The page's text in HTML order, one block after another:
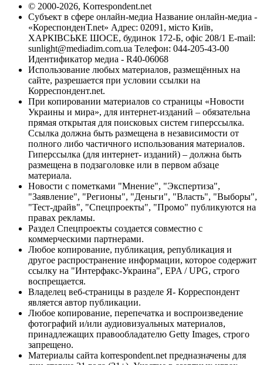
© 2000-2026, Korrespondent.net
Субъект в сфере онлайн-медиа Название онлайн-медиа -
«КореспонденТ.net» Адрес: 02091, місто Київ,
ХАРКІВСЬКЕ ШОСЕ, будинок 172-Б, офіс 208/1 E-mail:
sunlight@mediadim.com.ua Телефон: 044-205-43-00
Идентификатор медиа - R40-06068
Использование любых материалов, размещённых на
сайте, разрешается при условии ссылки на
Корреспондент.net.
При копировании материалов со страницы «Новости
Украины и мира», для интернет-изданий – обязательна
прямая открытая для поисковых систем гиперссылка.
Ссылка должна быть размещена в независимости от
полного либо частичного использования материалов.
Гиперссылка (для интернет- изданий) – должна быть
размещена в подзаголовке или в первом абзаце
материала.
Новости с пометками "Мнение", "Экспертиза",
"Заявление", "Регионы", "Деньги", "Власть", "Выборы",
"Тест-драйв", "Спецпроекты", "Промо" публикуются на
правах рекламы.
Раздел Спецпроекты создается совместно с
коммерческими партнерами.
Любое копирование, публикация, републикация и
другое распространение информации, которое содержит
ссылку на "Интерфакс-Украина", EPA / UPG, строго
воспрещается.
Владелец веб-страницы в разделе Я- Корреспондент
является автор публикации.
Любое копирование, перепечатка и воспроизведение
фотографий и/или аудиовизуальных материалов,
принадлежащих правообладателю Getty Images, строго
запрещено.
Материалы сайта korrespondent.net предназначены для